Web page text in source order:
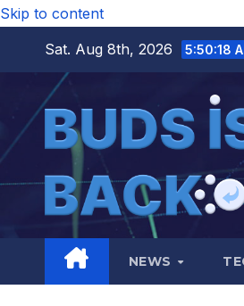
Skip to content
Sat. Aug 8th, 2026
5:50:19
NEWS